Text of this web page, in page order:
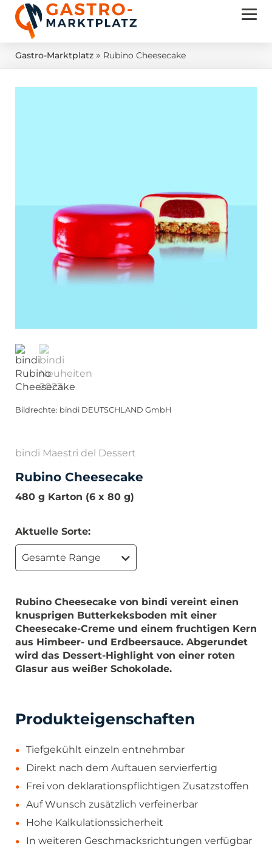
Gastro-Marktplatz » Rubino Cheesecake
Bildrechte: bindi DEUTSCHLAND GmbH
bindi Maestri del Dessert
Rubino Cheesecake
480 g Karton (6 x 80 g)
Aktuelle Sorte:
Gesamte Range
Rubino Cheesecake von bindi vereint einen
knusprigen Butterkeksboden mit einer
Cheesecake-Creme und einem fruchtigen Kern
aus Himbeer- und Erdbeersauce. Abgerundet
wird das Dessert-Highlight von einer roten
Glasur aus weißer Schokolade.
Produkteigenschaften
Tiefgekühlt einzeln entnehmbar
Direkt nach dem Auftauen servierfertig
Frei von deklarationspflichtigen Zusatzstoffen
Auf Wunsch zusätzlich verfeinerbar
Hohe Kalkulationssicherheit
In weiteren Geschmacksrichtungen verfügbar